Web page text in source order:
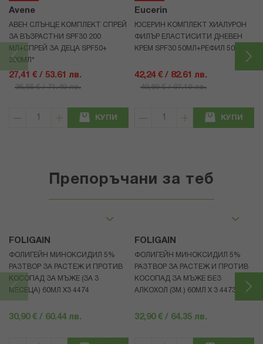
Avene
АВЕН СЛЪНЦЕ КОМПЛЕКТ СПРЕЙ
ЗА ВЪЗРАСТНИ SPF30 200
МЛ+СПРЕЙ ЗА ДЕЦА SPF50+
200МЛ*
27,41 € / 53.61 лв.
36,55 € / 71.49 лв.
КУПИ
Eucerin
ЮСЕРИН КОМПЛЕКТ ХИАЛУРОН
ФИЛЪР ЕЛАСТИСИТИ ДНЕВЕН
КРЕМ SPF30 50МЛ+РЕФИЛ 50МЛ
42,24 € / 82.61 лв.
49,69 € / 97.19 лв.
КУПИ
Препоръчани за теб
FOLIGAIN
ФОЛИГЕЙН МИНОКСИДИЛ 5%
РАЗТВОР ЗА РАСТЕЖ И ПРОТИВ
КОСОПАД ЗА МЪЖЕ (ЗА 3
МЕСЕЦА) 60МЛ X3 4474
30,90 € / 60.44 лв.
FOLIGAIN
ФОЛИГЕЙН МИНОКСИДИЛ 5%
РАЗТВОР ЗА РАСТЕЖ И ПРОТИВ
КОСОПАД ЗА МЪЖЕ БЕЗ
АЛКОХОЛ (3М.) 60МЛ X 3 4473
32,90 € / 64.35 лв.